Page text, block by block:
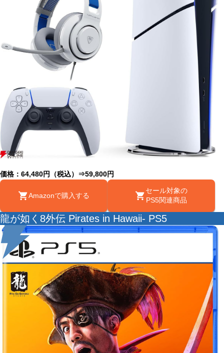
価格：64,480円（税込）⇒59,800円
Amazonで購入する
セール対象の
PS5関連商品
龍が如く8外伝 Pirates in Hawaii- PS5